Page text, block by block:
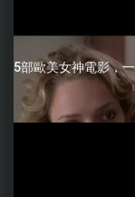
5部歐美女神電影，